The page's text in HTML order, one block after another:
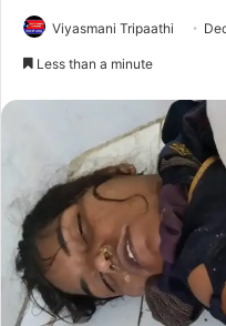
Viyasmani Tripaathi
Less than a minute